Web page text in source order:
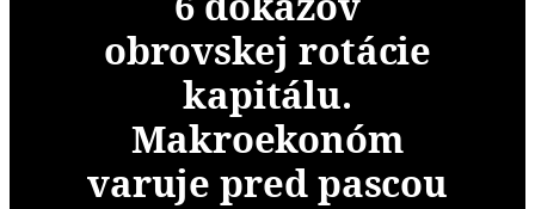
obrovskej rotácie
kapitálu.
Makroekonóm
varuje pred pascou